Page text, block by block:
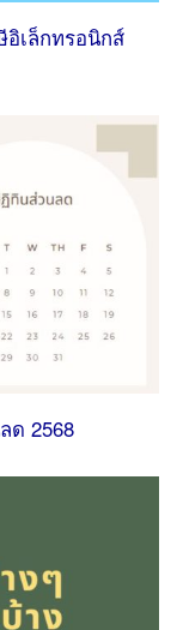
อิเล็กทรอนิกส์
ด 2568